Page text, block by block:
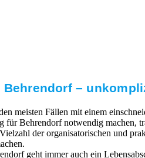
–
meisten Fällen mit einem
für Behrendorf notwendig machen,
der organisatorischen und
geht immer auch ein